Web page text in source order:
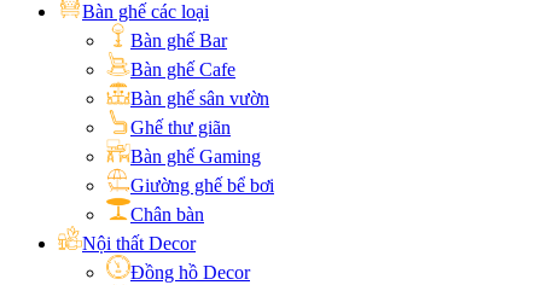
Bàn ghế các loại
Bàn ghế Bar
Bàn ghế Cafe
Bàn ghế sân vườn
Ghế thư giãn
Bàn ghế Gaming
Giường ghế bể bơi
Chân bàn
Nội thất Decor
Đồng hồ Decor